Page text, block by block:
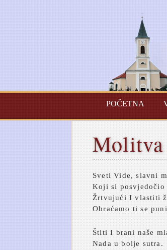
POČETNA
Sveti Vide, slavni
Koji si posvjedočio
Žrtvujući I vlastiti
Obraćamo ti se
Štiti I brani naše
Nada u bolje sutra.